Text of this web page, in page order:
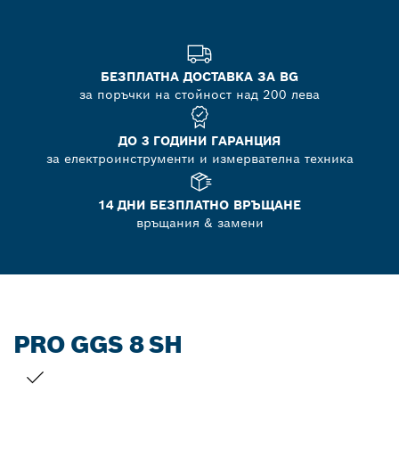
БЕЗПЛАТНА ДОСТАВКА ЗА BG
за поръчки на стойност над 200 лева
ДО 3 ГОДИНИ ГАРАНЦИЯ
за електроинструменти и измервателна техника
14 ДНИ БЕЗПЛАТНО ВРЪЩАНЕ
връщания & замени
PRO GGS 8 SH